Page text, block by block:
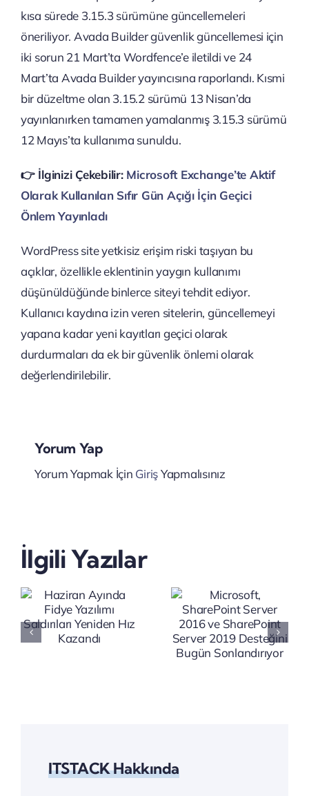
kısa sürede 3.15.3 sürümüne güncellemeleri
öneriliyor. Avada Builder güvenlik güncellemesi için
iki sorun 21 Mart’ta Wordfence’e iletildi ve 24
Mart’ta Avada Builder yayıncısına raporlandı. Kısmi
bir düzeltme olan 3.15.2 sürümü 13 Nisan’da
yayınlanırken tamamen yamalanmış 3.15.3 sürümü
12 Mayıs’ta kullanıma sunuldu.
👉️ İlginizi Çekebilir: Microsoft Exchange’te Aktif
Olarak Kullanılan Sıfır Gün Açığı İçin Geçici
Önlem Yayınladı
WordPress site yetkisiz erişim riski taşıyan bu
açıklar, özellikle eklentinin yaygın kullanımı
düşünüldüğünde binlerce siteyi tehdit ediyor.
Kullanıcı kaydına izin veren sitelerin, güncellemeyi
yapana kadar yeni kayıtları geçici olarak
durdurmaları da ek bir güvenlik önlemi olarak
değerlendirilebilir.
Yorum Yap
Yorum Yapmak İçin GirişYapmalısınız
İlgili Yazılar
SharePoint
Server
2016 ve
SharePoint
Sonlandırıyor
Yapay
Zekâ
Uyarısı:
ITSTACK Hakkında